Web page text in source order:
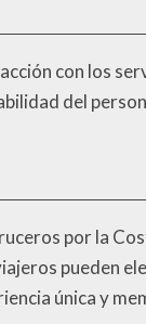
con los
del
por la
pueden
única y